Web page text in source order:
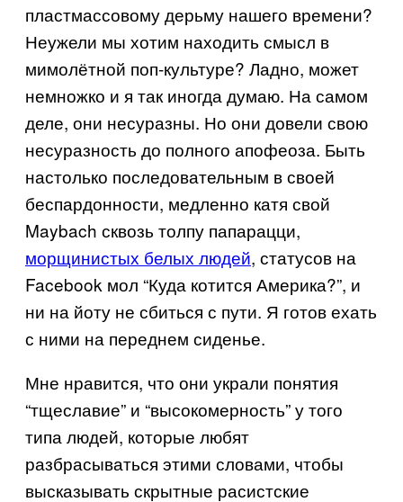
пластмассовому дерьму нашего времени?
Неужели мы хотим находить смысл в
мимолётной поп-культуре? Ладно, может
немножко и я так иногда думаю. На самом
деле, они несуразны. Но они довели свою
несуразность до полного апофеоза. Быть
настолько последовательным в своей
беспардонности, медленно катя свой
Maybach сквозь толпу папарацци,
морщинистых белых людей, статусов на
Facebook мол “Куда котится Америка?”, и
ни на йоту не сбиться с пути. Я готов ехать
с ними на переднем сиденье.
Мне нравится, что они украли понятия
“тщеславие” и “высокомерность” у того
типа людей, которые любят
разбрасываться этими словами, чтобы
высказывать скрытные расистские